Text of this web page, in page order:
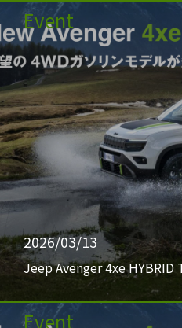
Event
2026/03/13
Jeep Avenger 4xe HYBRID
Event